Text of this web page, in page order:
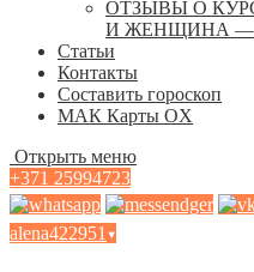
ОТЗЫВЫ О
И ЖЕНЩИНА —
Статьи
Контакты
Составить гороскоп
МАК Карты OХ
Открыть меню
+371 25994723
alena422951 ▾